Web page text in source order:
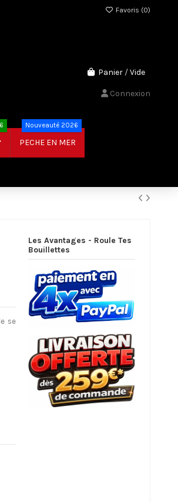
Favoris (0)
Panier /Vide
Connexion
PECHE EN MER
Nouveauté 2026
se
Les Avantages - Roule Tes
Bouillettes